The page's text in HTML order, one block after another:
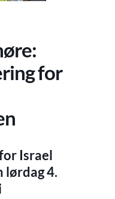
for
Israel
lørdag 4.